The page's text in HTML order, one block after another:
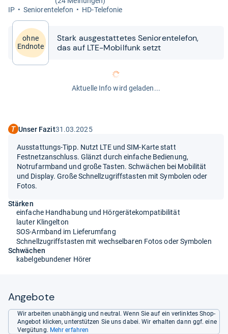
IP
Senio­ren­te­le­fon HD-​Tele­fo­nie
ohne
Endnote
Stark aus­ge­stat­te­tes Senio­ren­te­le­fon,
das auf LTE-​​Mobil­funk setzt
Aktuelle Info wird geladen...
Unser Fazit31.03.2025
Ausstattungs-Tipp. Nutzt LTE und SIM-Karte statt
Festnetzanschluss. Glänzt durch einfache Bedienung,
Notrufarmband und große Tasten. Schwächen bei Mobilität
und Display. Große Schnellzugriffstasten mit Symbolen oder
Fotos.
Stärken
einfache Handhabung und Hörgerätekompatibilität
lauter Klingelton
SOS-Armband im Lieferumfang
Schnellzugriffstasten mit wechselbaren Fotos oder Symbolen
Schwächen
kabelgebundener Hörer
Angebote
Wir arbeiten unabhängig und neutral. Wenn Sie auf ein verlinktes Shop-
Angebot klicken, unterstützen Sie uns dabei. Wir erhalten dann ggf. eine
Vergütung. Mehr erfahren